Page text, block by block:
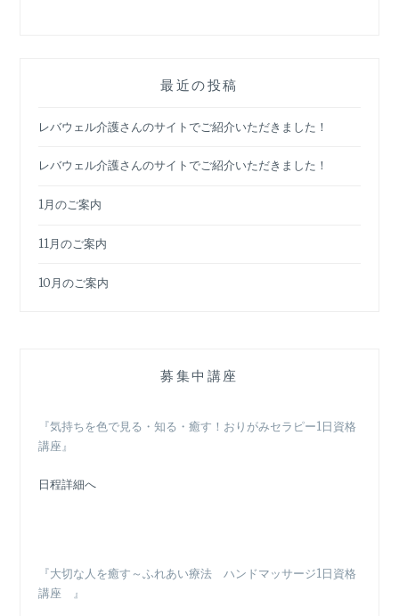
最近の投稿
レバウェル介護さんのサイトでご紹介いただきました！
レバウェル介護さんのサイトでご紹介いただきました！
1月のご案内
11月のご案内
10月のご案内
募集中講座
『気持ちを色で見る・知る・癒す！おりがみセラピー1日資格
講座』
日程詳細へ
『大切な人を癒す～ふれあい療法 ハンドマッサージ1日資格
講座 』